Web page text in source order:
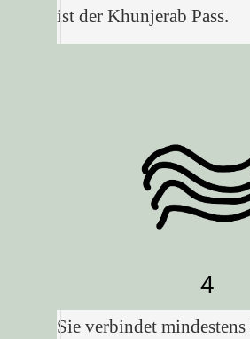
ist der Khunjerab Pass.
4
Sie verbindet